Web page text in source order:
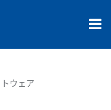
ウェア